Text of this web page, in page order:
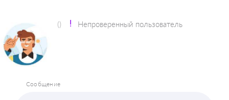
() Непроверенный пользователь
Сообщение